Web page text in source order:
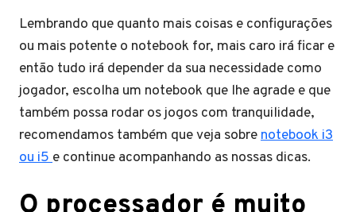
Lembrando que quanto mais coisas e configurações
ou mais potente o notebook for, mais caro irá ficar e
então tudo irá depender da sua necessidade como
jogador, escolha um notebook que lhe agrade e que
também possa rodar os jogos com tranquilidade,
recomendamos também que veja sobrenotebook i3
ou i5e continue acompanhando as nossas dicas.